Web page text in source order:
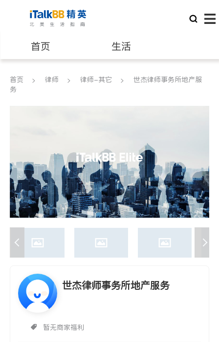
首页 生活
医生 律师
建筑装修
首页 律师 律师-其它
世杰律师事务所地产服
务
世杰律师事务所地产服务
暂无商家福利